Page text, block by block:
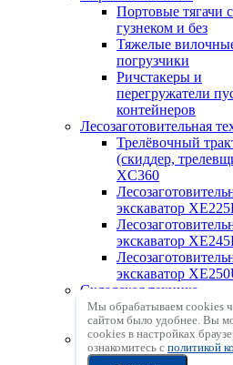
Портовые тягачи с
гузнеком и без
Тяжелые
погрузчики
Ричстакеры и
перегружатели
контейнеров
Лесозаготовительная
Трелёвочный
(скиддер,
XC360
экскаватор
экскаватор
экскаватор
Складская техника
Вилочные
электрические
Дробильно-
оборудование
Мы обрабатываем cookies
сайтом было удобнее. Вы
сookies в настройках
ознакомитесь с политикой